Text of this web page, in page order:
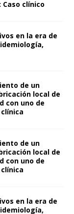
clínico
en la era de
de un
local de
con uno de
de un
local de
con uno de
en la era de